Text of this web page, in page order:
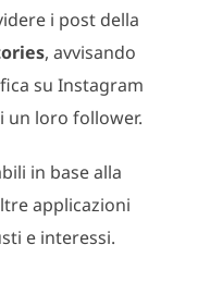
i post della
, avvisando
su Instagram
un loro follower.
in base alla
applicazioni
e interessi.